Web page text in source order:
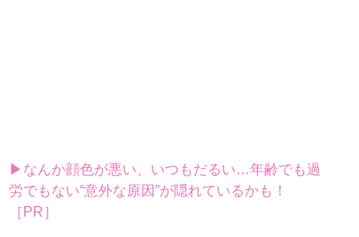
▶なんか顔色が悪い、いつもだるい…年齢でも過
労でもない“意外な原因”が隠れているかも！
［PR］